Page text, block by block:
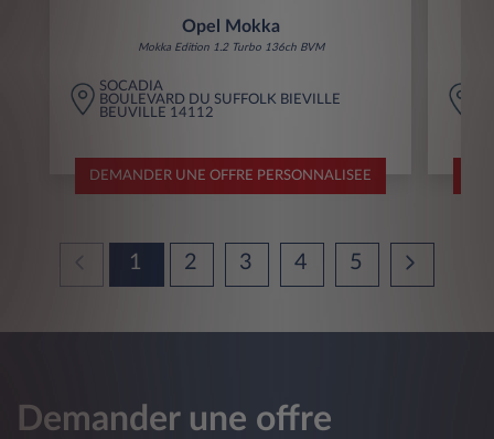
Opel Mokka
Mokka Edition 1.2 Turbo 136ch BVM
SOCADIA
BOULEVARD DU SUFFOLK BIEVILLE
BEUVILLE 14112
DEMANDER UNE OFFRE PERSONNALISEE
1 2 3 4 5
Demander une offre